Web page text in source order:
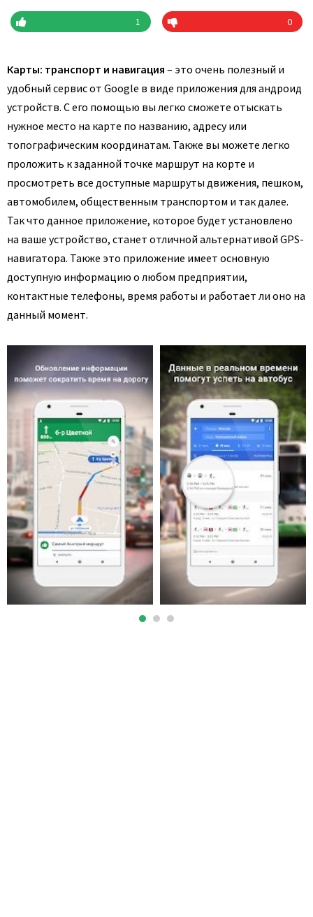
1 0
Карты: транспорт и навигация – это очень полезный и
удобный сервис от Google в виде приложения для андроид
устройств. С его помощью вы легко сможете отыскать
нужное место на карте по названию, адресу или
топографическим координатам. Также вы можете легко
проложить к заданной точке маршрут на корте и
просмотреть все доступные маршруты движения, пешком,
автомобилем, общественным транспортом и так далее.
Так что данное приложение, которое будет установлено
на ваше устройство, станет отличной альтернативой GPS-
навигатора. Также это приложение имеет основную
доступную информацию о любом предприятии,
контактные телефоны, время работы и работает ли оно на
данный момент.